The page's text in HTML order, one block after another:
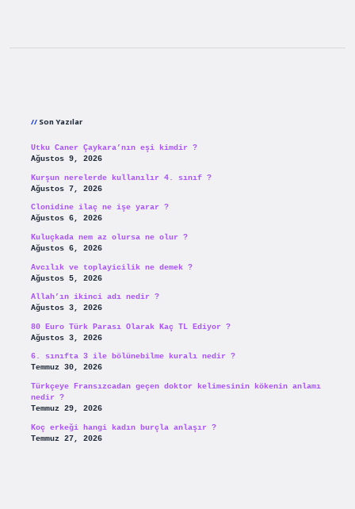
Son Yazılar
Utku Caner Çaykara’nın eşi kimdir ?
Ağustos 9, 2026
Kurşun nerelerde kullanılır 4. sınıf ?
Ağustos 7, 2026
Clonidine ilaç ne işe yarar ?
Ağustos 6, 2026
Kuluçkada nem az olursa ne olur ?
Ağustos 6, 2026
Avcılık ve toplayicilik ne demek ?
Ağustos 5, 2026
Allah’ın ikinci adı nedir ?
Ağustos 3, 2026
80 Euro Türk Parası Olarak Kaç TL Ediyor ?
Ağustos 3, 2026
6. sınıfta 3 ile bölünebilme kuralı nedir ?
Temmuz 30, 2026
Türkçeye Fransızcadan geçen doktor kelimesinin kökenin anlamı
nedir ?
Temmuz 29, 2026
Koç erkeği hangi kadın burçla anlaşır ?
Temmuz 27, 2026